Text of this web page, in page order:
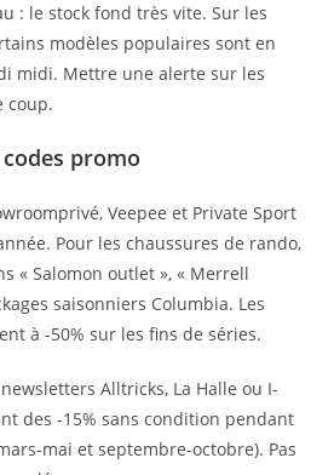
: le stock fond très vite. Sur les
modèles populaires sont en
midi. Mettre une alerte sur les
coup.
promo
Veepee et Private Sport
Pour les chaussures de rando,
« Salomon outlet », « Merrell
saisonniers Columbia. Les
à -50% sur les fins de séries.
Alltricks, La Halle ou I-
des -15% sans condition pendant
mai et septembre-octobre). Pas